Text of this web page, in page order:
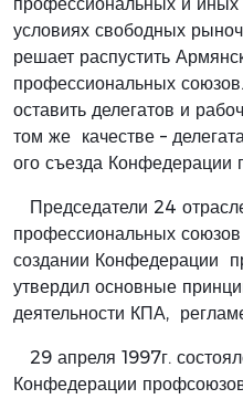
условиях свободных
решает распустить
профессиональных
оставить делегатов и
том же качестве –
ого съезда
Председатели 24
профессиональных
создании Конфедерации
утвердил основные
деятельности КПА,
29 апреля 1997г.
Конфедерации